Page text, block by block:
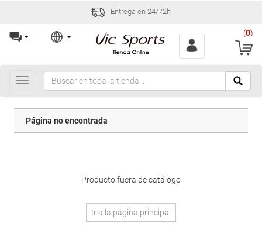
Entrega en 24/72h
(0)
Toggle
navigation
Página no encontrada
Producto fuera de catálogo
Ir a la página principal